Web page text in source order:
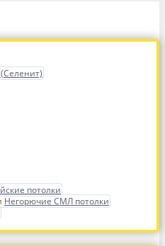
потолки
Негорючие СМЛ потолки